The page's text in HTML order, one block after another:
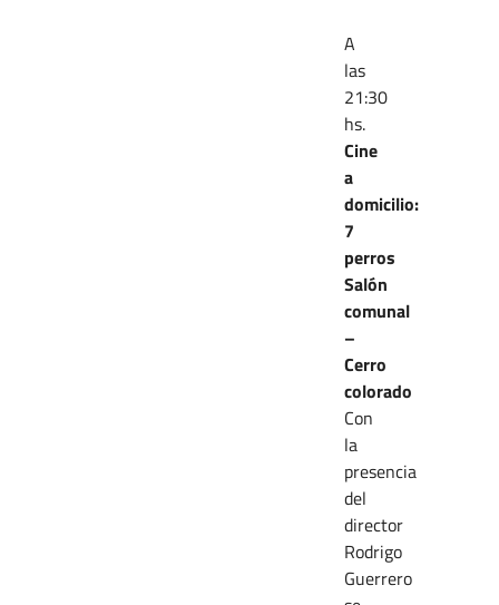
A
las
21:30
hs.
Cine
a
domicilio:
7
perros
Salón
comunal
–
Cerro
colorado
Con
la
presencia
del
director
Rodrigo
Guerrero